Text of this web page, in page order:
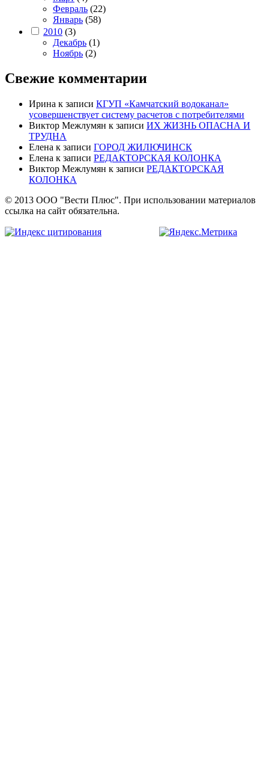
Февраль (22)
Январь (58)
2010 (3)
Декабрь (1)
Ноябрь (2)
Свежие комментарии
Ирина к записи КГУП «Камчатский водоканал»
усовершенствует систему расчетов с потребителями
Виктор Межлумян к записи ИХ ЖИЗНЬ ОПАСНА И
ТРУДНА
Елена к записи ГОРОД ЖИЛЮЧИНСК
Елена к записи РЕДАКТОРСКАЯ КОЛОНКА
Виктор Межлумян к записи РЕДАКТОРСКАЯ
КОЛОНКА
© 2013 ООО "Вести Плюс". При использовании материалов
ссылка на сайт обязательна.